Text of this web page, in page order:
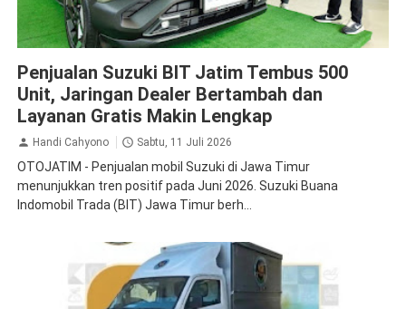
Penjualan Suzuki BIT Jatim Tembus 500
Unit, Jaringan Dealer Bertambah dan
Layanan Gratis Makin Lengkap
Handi Cahyono Sabtu, 11 Juli 2026
OTOJATIM - Penjualan mobil Suzuki di Jawa Timur
menunjukkan tren positif pada Juni 2026. Suzuki Buana
Indomobil Trada (BIT) Jawa Timur berh...